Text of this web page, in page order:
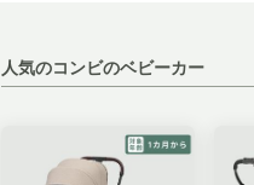
人気のコンビのベビーカー